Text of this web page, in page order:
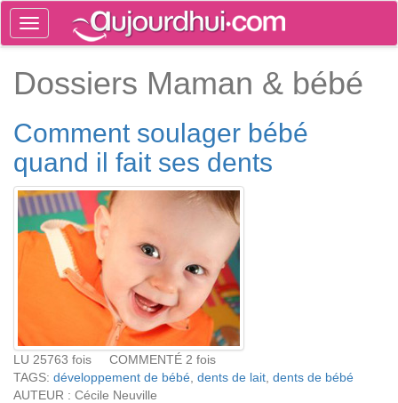
Toggle
navigation
Dossiers Maman & bébé
Comment soulager bébé
quand il fait ses dents
LU 25763 fois COMMENTÉ 2 fois
TAGS: développement de bébé dents de lait dents de bébé
AUTEUR : Cécile Neuville